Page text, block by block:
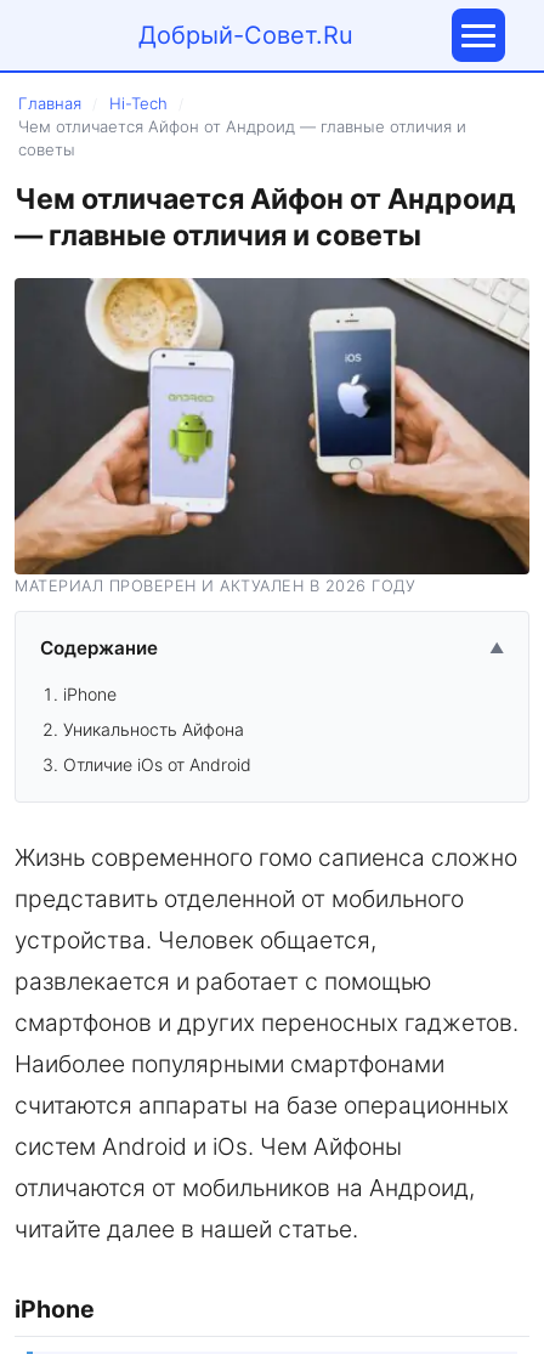
Добрый-Совет.Ru
Главная Hi-Tech
Чем отличается Айфон от Андроид — главные отличия и
советы
Чем отличается Айфон от Андроид
— главные отличия и советы
МАТЕРИАЛ ПРОВЕРЕН И АКТУАЛЕН В 2026 ГОДУ
Содержание ▲
iPhone
Уникальность Айфона
Отличие iOs от Android
Жизнь современного гомо сапиенса сложно
представить отделенной от мобильного
устройства. Человек общается,
развлекается и работает с помощью
смартфонов и других переносных гаджетов.
Наиболее популярными смартфонами
считаются аппараты на базе операционных
систем Android и iOs. Чем Айфоны
отличаются от мобильников на Андроид,
читайте далее в нашей статье.
iPhone